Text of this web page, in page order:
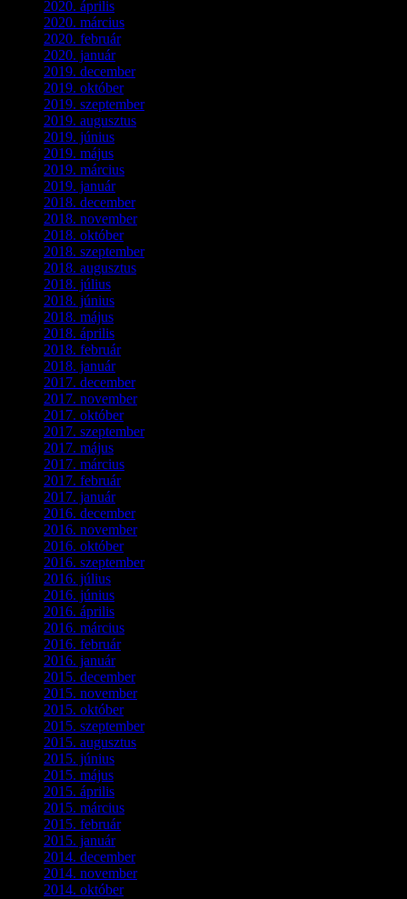
2020. április
2020. március
2020. február(6)
2020. január(1)
2019. december(4)
2019. október(3)
2019. szeptember(2)
2019. augusztus
2019. június
2019. május
2019. március
2019. január(1)
2018. december(3)
2018. november(1)
2018. október(1)
2018. szeptember(1)
2018. augusztus
2018. július
2018. június
2018. május
2018. április
2018. február(2)
2018. január(2)
2017. december(4)
2017. november(3)
2017. október(4)
2017. szeptember(1)
2017. május
2017. március
2017. február(1)
2017. január(2)
2016. december(1)
2016. november(1)
2016. október(6)
2016. szeptember(5)
2016. július
2016. június
2016. április
2016. március
2016. február(3)
2016. január(2)
2015. december(1)
2015. november(4)
2015. október(4)
2015. szeptember(5)
2015. augusztus
2015. június
2015. május
2015. április
2015. március
2015. február(2)
2015. január(5)
2014. december(4)
2014. november(1)
2014. október(2)